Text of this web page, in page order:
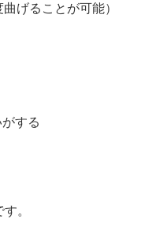
げることが可能）
する
。